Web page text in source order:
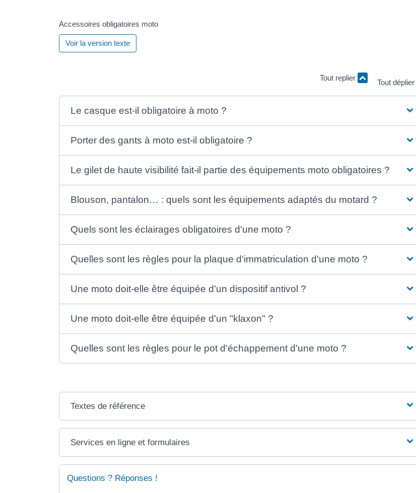
Accessoires obligatoires moto
Voir la version texte
Tout replier Tout déplier
Le casque est-il obligatoire à moto ?
Porter des gants à moto est-il obligatoire ?
Le gilet de haute visibilité fait-il partie des équipements moto obligatoires ?
Blouson, pantalon… : quels sont les équipements adaptés du motard ?
Quels sont les éclairages obligatoires d'une moto ?
Quelles sont les règles pour la plaque d'immatriculation d'une moto ?
Une moto doit-elle être équipée d'un dispositif antivol ?
Une moto doit-elle être équipée d'un "klaxon" ?
Quelles sont les règles pour le pot d'échappement d'une moto ?
Textes de référence
Services en ligne et formulaires
Questions ? Réponses !